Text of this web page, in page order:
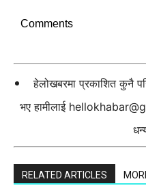
Comments
हेलोखबरमा प्रकाशित कुनै
भए हामीलाई
RELATED ARTICLES